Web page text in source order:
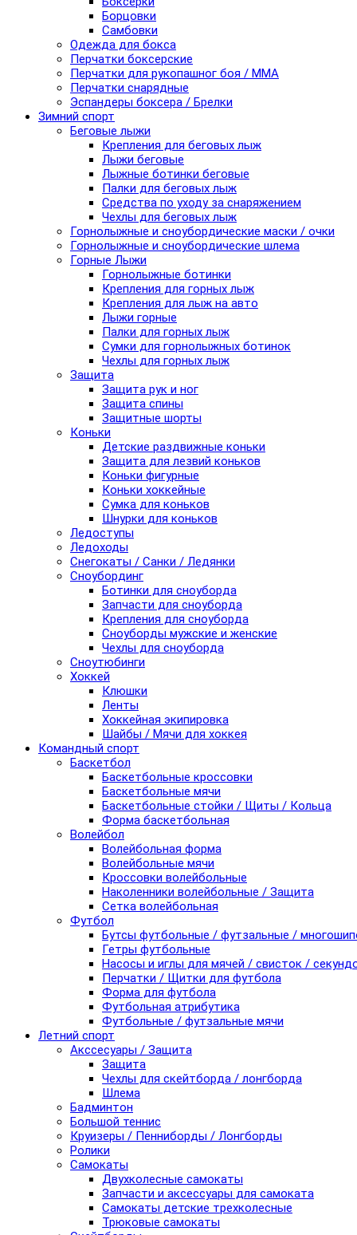
Борцовки
Самбовки
Одежда для бокса
Перчатки боксерские
Перчатки для рукопашног боя / ММА
Перчатки снарядные
Эспандеры боксера / Брелки
Зимний спорт
Беговые лыжи
Крепления для беговых лыж
Лыжи беговые
Лыжные ботинки беговые
Палки для беговых лыж
Средства по уходу за снаряжением
Чехлы для беговых лыж
Горнолыжные и сноубордические маски / очки
Горнолыжные и сноубордические шлема
Горные Лыжи
Горнолыжные ботинки
Крепления для горных лыж
Крепления для лыж на авто
Лыжи горные
Палки для горных лыж
Сумки для горнолыжных ботинок
Чехлы для горных лыж
Защита
Защита рук и ног
Защита спины
Защитные шорты
Коньки
Детские раздвижные коньки
Защита для лезвий коньков
Коньки фигурные
Коньки хоккейные
Сумка для коньков
Шнурки для коньков
Ледоступы
Ледоходы
Снегокаты / Санки / Ледянки
Сноубординг
Ботинки для сноуборда
Запчасти для сноуборда
Крепления для сноуборда
Сноуборды мужские и женские
Чехлы для сноуборда
Сноутюбинги
Хоккей
Клюшки
Ленты
Хоккейная экипировка
Шайбы / Мячи для хоккея
Командный спорт
Баскетбол
Баскетбольные кроссовки
Баскетбольные мячи
Баскетбольные стойки / Щиты / Кольца
Форма баскетбольная
Волейбол
Волейбольная форма
Волейбольные мячи
Кроссовки волейбольные
Наколенники волейбольные / Защита
Сетка волейбольная
Футбол
Бутсы футбольные / футзальные /
Гетры футбольные
Насосы и иглы для мячей / свисток /
Перчатки / Щитки для футбола
Форма для футбола
Футбольная атрибутика
Футбольные / футзальные мячи
Летний спорт
Акссесуары / Защита
Защита
Чехлы для скейтборда / лонгборда
Шлема
Бадминтон
Большой теннис
Круизеры / Пенниборды / Лонгборды
Ролики
Самокаты
Двухколесные самокаты
Запчасти и аксессуары для самоката
Самокаты детские трехколесные
Трюковые самокаты